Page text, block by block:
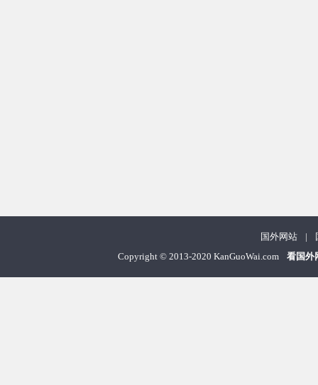
国外网站 |
Copyright© 2013-2020 KanGuoWai.com 看国外